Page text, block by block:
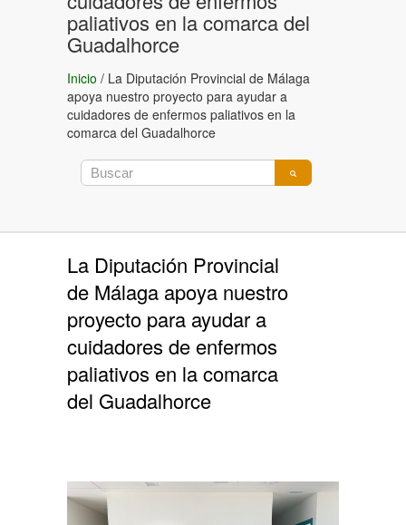
paliativos en la comarca del
Guadalhorce
Inicio / La Diputación Provincial de Málaga
apoya nuestro proyecto para ayudar a
cuidadores de enfermos paliativos en la
comarca del Guadalhorce
La Diputación Provincial
de Málaga apoya nuestro
proyecto para ayudar a
cuidadores de enfermos
paliativos en la comarca
del Guadalhorce